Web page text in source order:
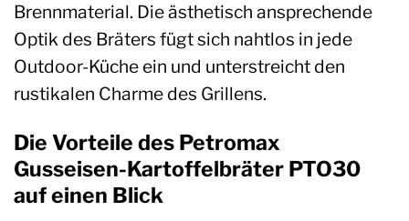
Brennmaterial. Die ästhetisch ansprechende
Optik des Bräters fügt sich nahtlos in jede
Outdoor-Küche ein und unterstreicht den
rustikalen Charme des Grillens.
Die Vorteile des Petromax
Gusseisen-Kartoffelbräter PTO30
auf einen Blick